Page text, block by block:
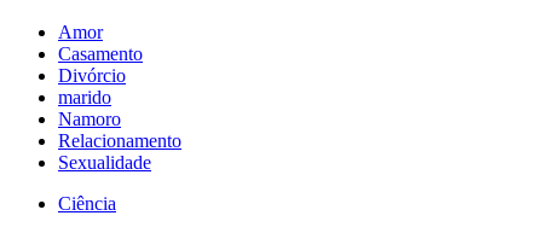
Amor
Casamento
Divórcio
marido
Namoro
Relacionamento
Sexualidade
Ciência